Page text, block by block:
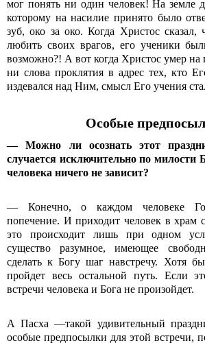
мог понять ни один человек! На земле
которому на насилие принято было
зуб, око за око. Когда Христос
любить своих врагов, его ученики
возможно?! А вот когда Христос умер на
ни слова проклятия в адрес тех, кто
издевался над Ним, смысл Его учения
Особые
— Можно ли осознать этот
случается исключительно по милости
человека ничего не зависит?
— Конечно, о каждом человеке
попечение. И приходит человек в
это происходит лишь при одном
существо разумное, имеющее
сделать к Богу шаг навстречу. Хотя
пройдет весь остальной путь. Если
встречи человека и Бога не произойдет.
А Пасха —такой удивительный
особые предпосылки для этой встречи,